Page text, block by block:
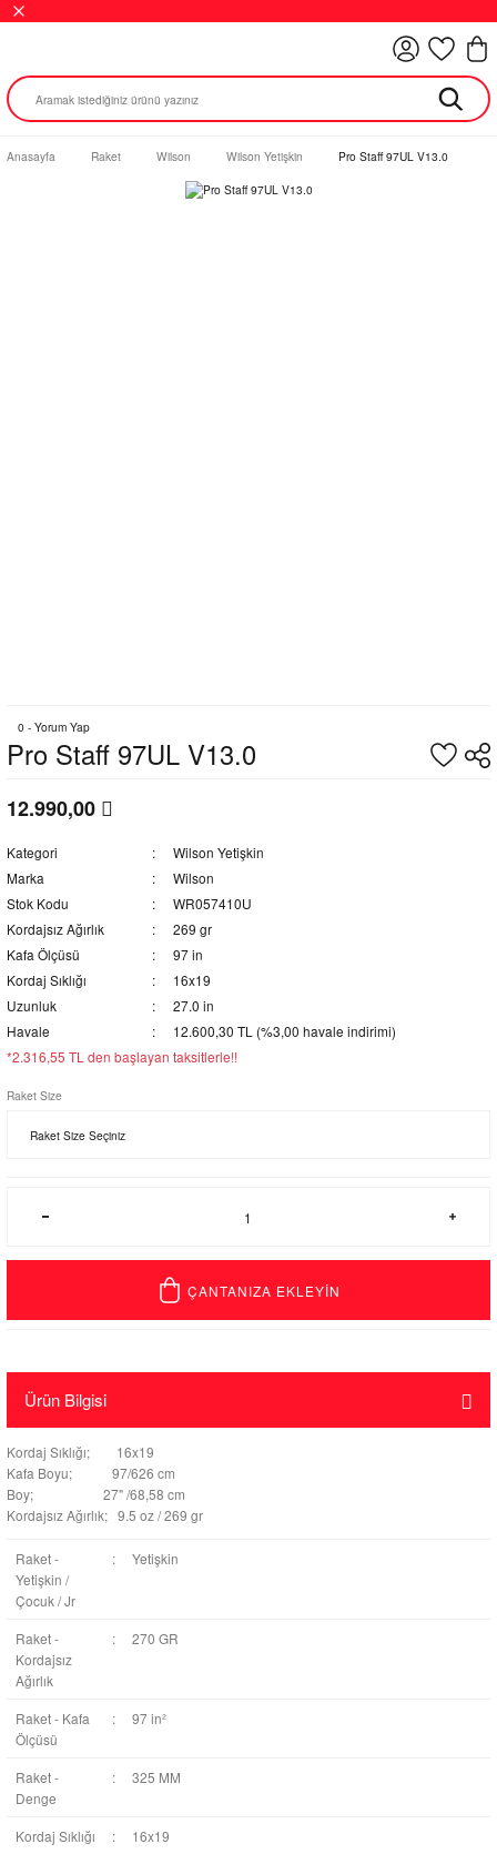
Anasayfa Raket Wilson Wilson Yetişkin Pro Staff 97UL V13.0
0 - Yorum Yap
Pro Staff 97UL V13.0
12.990,00
Kategori
Wilson Yetişkin
Marka
Wilson
Stok Kodu
WR057410U
Kordajsız Ağırlık
269 gr
Kafa Ölçüsü
97 in
Kordaj Sıklığı
16x19
Uzunluk
27.0 in
Havale
12.600,30 TL (%3,00 havale indirimi)
*2.316,55 TL den başlayan taksitlerle!!
Raket Size
ÇANTANIZA EKLEYİN
Ürün Bilgisi
Kordaj Sıklığı; 16x19
Kafa Boyu; 97/626 cm
Boy; 27" /68,58 cm
Kordajsız Ağırlık; 9.5 oz / 269 gr
Raket -
Yetişkin /
Çocuk / Jr
: Yetişkin
Raket -
Kordajsız
Ağırlık
: 270 GR
Raket - Kafa
Ölçüsü
: 97 in²
Raket -
Denge
: 325 MM
Kordaj Sıklığı : 16x19